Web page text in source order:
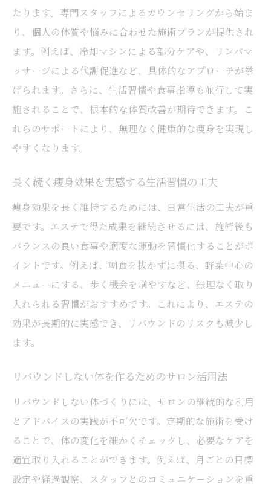
たります。専門スタッフによるカウンセリングから始ま
り、個人の体質や悩みに合わせた施術プランが提供され
ます。例えば、冷却マシンによる部分ケアや、リンパマ
ッサージによる代謝促進など、具体的なアプローチが挙
げられます。さらに、生活習慣や食事指導も並行して実
施されることで、根本的な体質改善が期待できます。こ
れらのサポートにより、無理なく健康的な痩身を実現し
やすくなります。
長く続く痩身効果を実感する生活習慣の工夫
痩身効果を長く維持するためには、日常生活の工夫が重
要です。エステで得た成果を継続させるには、施術後も
バランスの良い食事や適度な運動を習慣化することがポ
イントです。例えば、朝食を抜かずに摂る、野菜中心の
メニューにする、歩く機会を増やすなど、無理なく取り
入れられる習慣がおすすめです。これにより、エステの
効果が長期的に実感でき、リバウンドのリスクも減少し
ます。
リバウンドしない体を作るためのサロン活用法
リバウンドしない体づくりには、サロンの継続的な利用
とアドバイスの実践が不可欠です。定期的な施術を受け
ることで、体の変化を細かくチェックし、必要なケアを
適宜取り入れることができます。例えば、月ごとの目標
設定や経過観察、スタッフとのコミュニケーションを重